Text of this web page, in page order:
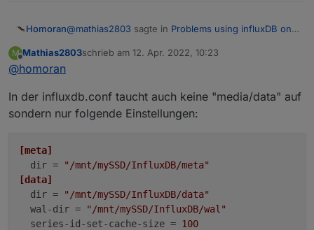
Homoran@mathias2803 sagte in Problems using influxDB on
eben nicht, das war Bedingung:
Wie sehen die Rechte an /media/data aus,
deswegen die Nachfrage
M
Offline
Mathias2803schrieb am 12. Apr. 2022, 10:23
zuletzt editiert von
@homoran
In der influxdb.conf taucht auch keine "media/data" auf
sondern nur folgende Einstellungen:
[meta]
dir =
"/mnt/mySSD/InfluxDB/meta"
[data]
dir =
"/mnt/mySSD/InfluxDB/data"
wal-dir =
"/mnt/mySSD/InfluxDB/wal"
series-id-set-cache-size = 100